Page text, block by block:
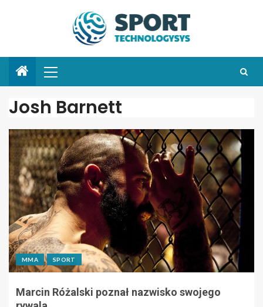
Josh Barnett
MMA SPORT
Marcin Różalski poznał nazwisko swojego